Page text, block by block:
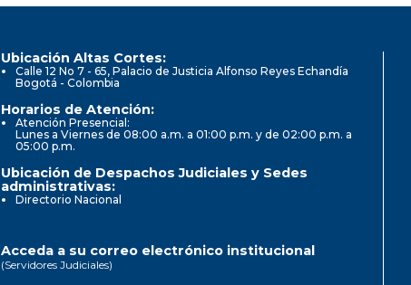
Ubicación Altas Cortes:
Calle 12 No 7 - 65, Palacio de Justicia Alfonso Reyes Echandía
Bogotá - Colombia
Horarios de Atención:
Atención Presencial:
Lunes a Viernes de 08:00 a.m. a 01:00 p.m. y de 02:00 p.m. a
05:00 p.m.
Ubicación de Despachos Judiciales y Sedes
administrativas:
Directorio Nacional
Acceda a su correo electrónico institucional
(Servidores Judiciales)